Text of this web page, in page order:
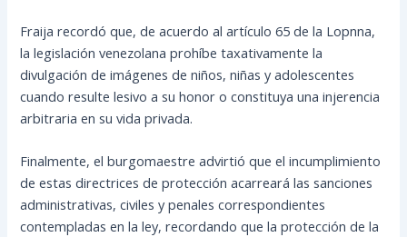
Fraija recordó que, de acuerdo al artículo 65 de la Lopnna,
la legislación venezolana prohíbe taxativamente la
divulgación de imágenes de niños, niñas y adolescentes
cuando resulte lesivo a su honor o constituya una injerencia
arbitraria en su vida privada.
Finalmente, el burgomaestre advirtió que el incumplimiento
de estas directrices de protección acarreará las sanciones
administrativas, civiles y penales correspondientes
contempladas en la ley, recordando que la protección de la